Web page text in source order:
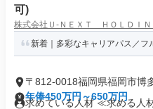
可)
株式会社Ｕ‐ＮＥＸＴ ＨＯＬＤＩＮ
新着｜多彩なキャリアパス／フ
〒812-0018福岡県福岡市博
年俸450万円～650万円
求めている人材 ≪求める人